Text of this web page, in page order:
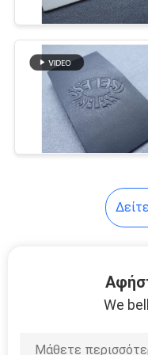
We